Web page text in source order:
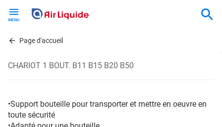
contentPage d'accueil
CHARIOT 1 BOUT. B11 B15 B20 B50
•Support bouteille pour transporter et mettre en oeuvre en
toute sécurité